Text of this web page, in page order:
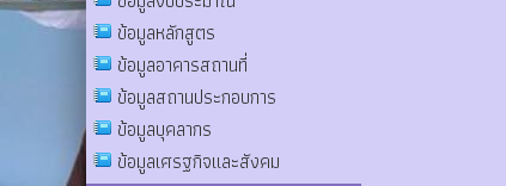
ข้อมูลหลักสูตร
ข้อมูลอาคารสถานที่
ข้อมูลสถานประกอบการ
ข้อมูลบุคลากร
ข้อมูลเศรฐกิจและสังคม